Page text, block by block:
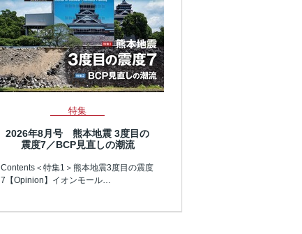
特集
2026年8月号 熊本地震 3度目の
震度7／BCP見直しの潮流
Contents＜特集1＞熊本地震3度目の震度
7【Opinion】イオンモール…